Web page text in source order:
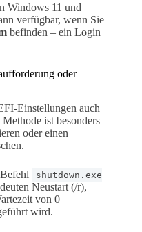
Windows 11 und
verfügbar, wenn Sie
befinden – ein Login
oder
Einstellungen auch
ist besonders
oder einen
shutdown.exe
Neustart (/r),
von 0
wird.